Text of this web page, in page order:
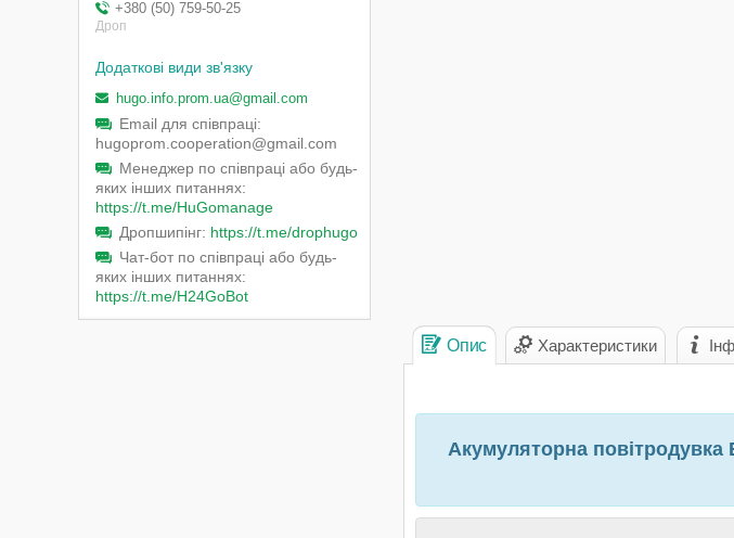
Опис Характеристики
Акумуляторна повітродувка
+380 (50) 759-50-25
Дроп
hugo.info.prom.ua@gmail.com
Email для співпраці
hugoprom.cooperation@gmail.com
Менеджер по співпраці або будь-
яких інших питаннях
https://t.me/HuGomanage
Дропшипінг https://t.me/drophugo
Чат-бот по співпраці або будь-
яких інших питаннях
https://t.me/H24GoBot